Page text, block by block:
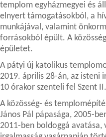
templom egyházmegyei és
elnyert támogatásokból, a
munkájával, valamint
forrásokból épült. A
épületet.
A pátyi új katolikus
2019. április 28-án, az isteni
10 órakor szenteli fel Szent
A közösség- és
János Pál pápasága, 2005-
2011-ben boldoggá avatása,